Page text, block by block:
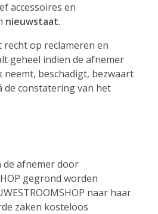
accessoires en
nieuwstaat.
recht op reclameren en
geheel indien de afnemer
neemt, beschadigt, bezwaart
constatering van het
de afnemer door
gegrond worden
naar haar
zaken kosteloos